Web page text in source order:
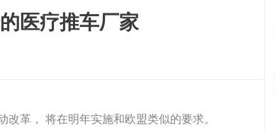
医疗推车厂家
革， 将在明年实施和欧盟类似的要求。